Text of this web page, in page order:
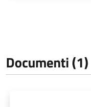
Documenti (1)